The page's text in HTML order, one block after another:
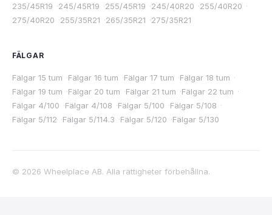
235/45R19 ·245/45R19 ·255/45R19 ·245/40R20 ·255/40R20 ·
275/40R20 ·255/35R21 ·265/35R21 ·275/35R21
FÄLGAR
Fälgar 15 tum ·Fälgar 16 tum ·Fälgar 17 tum ·Fälgar 18 tum ·
Fälgar 19 tum ·Fälgar 20 tum ·Fälgar 21 tum ·Fälgar 22 tum ·
Fälgar 4/100 ·Fälgar 4/108 ·Fälgar 5/100 ·Fälgar 5/108 ·
Fälgar 5/112 ·Fälgar 5/114.3 ·Fälgar 5/120 ·Fälgar 5/130
© 2026 Wheelplace AB. Alla rättigheter förbehållna.